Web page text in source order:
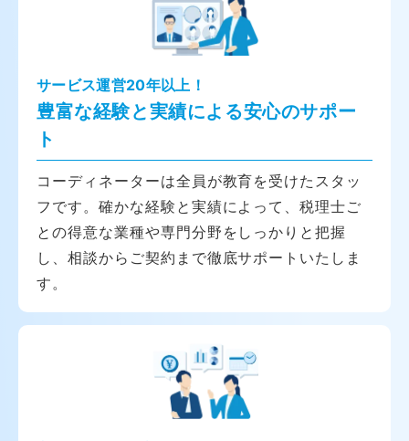
サービス運営20年以上！
豊富な経験と実績による安心のサポー
ト
コーディネーターは全員が教育を受けたスタッ
フです。確かな経験と実績によって、税理士ご
との得意な業種や専門分野をしっかりと把握
し、相談からご契約まで徹底サポートいたしま
す。